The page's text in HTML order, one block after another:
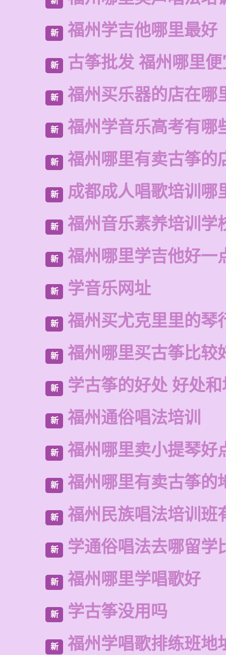
新 福州学吉他哪里最好
新 古筝批发 福州哪里
新 福州买乐器的店在哪
新 福州学音乐高考有哪
新 福州哪里有卖古筝的
新 成都成人唱歌培训哪
新 福州音乐素养培训学
新 福州哪里学吉他好一
新 学音乐网址
新 福州买尤克里里的琴
新 福州哪里买古筝比较
新 学古筝的好处 好处
新 福州通俗唱法培训
新 福州哪里卖小提琴好
新 福州哪里有卖古筝的
新 福州民族唱法培训班
新 学通俗唱法去哪留学
新 福州哪里学唱歌好
新 学古筝没用吗
新 福州学唱歌排练班地